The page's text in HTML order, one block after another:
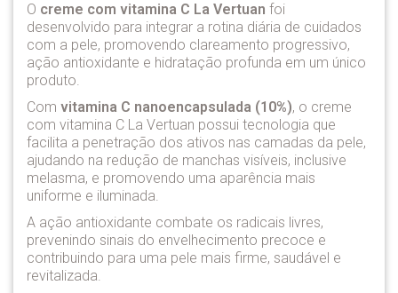
O creme com vitamina C La Vertuan foi
desenvolvido para integrar a rotina diária de cuidados
com a pele, promovendo clareamento progressivo,
ação antioxidante e hidratação profunda em um único
produto.
Com vitamina C nanoencapsulada (10%), o creme
com vitamina C La Vertuan possui tecnologia que
facilita a penetração dos ativos nas camadas da pele,
ajudando na redução de manchas visíveis, inclusive
melasma, e promovendo uma aparência mais
uniforme e iluminada.
A ação antioxidante combate os radicais livres,
prevenindo sinais do envelhecimento precoce e
contribuindo para uma pele mais firme, saudável e
revitalizada.